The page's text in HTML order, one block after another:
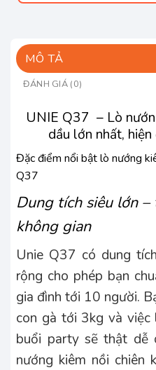
MÔ TẢ
ĐÁNH GIÁ (0)
UNIE Q37 – Lò
dầu lớn nhất,
Đặc điểm nổi bật lò nướng
Q37
Dung tích siêu lớn
không gian
Unie Q37 có dung
rộng cho phép bạn
gia đình tới 10 người.
con gà tới 3kg và việc
buổi party sẽ thật dễ
nướng kiêm nồi chiên